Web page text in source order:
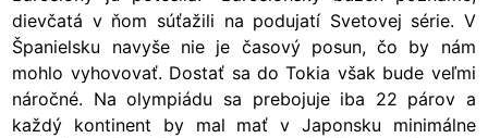
dievčatá v ňom súťažili na podujatí Svetovej série. V
Španielsku navyše nie je časový posun, čo by nám
mohlo vyhovovať. Dostať sa do Tokia však bude veľmi
náročné. Na olympiádu sa prebojuje iba 22 párov a
každý kontinent by mal mať v Japonsku minimálne